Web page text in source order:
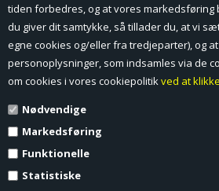
tiden forbedres, og at vores markedsføring
du giver dit samtykke, så tillader du, at vi
egne cookies og/eller fra tredjeparter), og
personoplysninger, som indsamles via de
om cookies i vores cookiepolitikved at
Nødvendige
Markedsføring
Funktionelle
Statistiske
Nyheder
Vilkår og betingelser
Profil
Erhverv log ind (B2B)
Kontakt